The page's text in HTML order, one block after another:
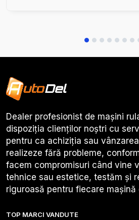
Dealer profesionist de mașini
dispoziția clienților noștri cu
pentru ca achiziția sau
realizeze fără probleme,
facem compromisuri când vine
tehnice sau estetice, testăm și
riguroasă pentru fiecare mașină
TOP MARCI VANDUTE